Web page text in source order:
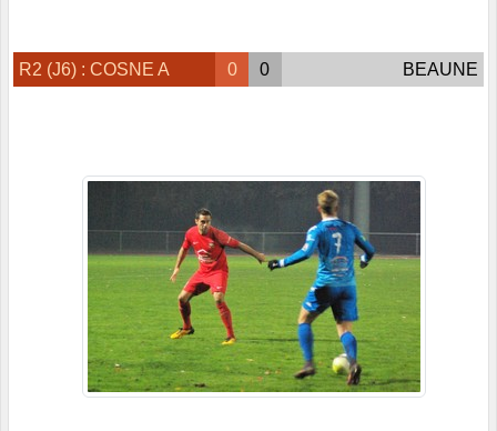
R2 (J6) : COSNE A 0 0 BEAUNE